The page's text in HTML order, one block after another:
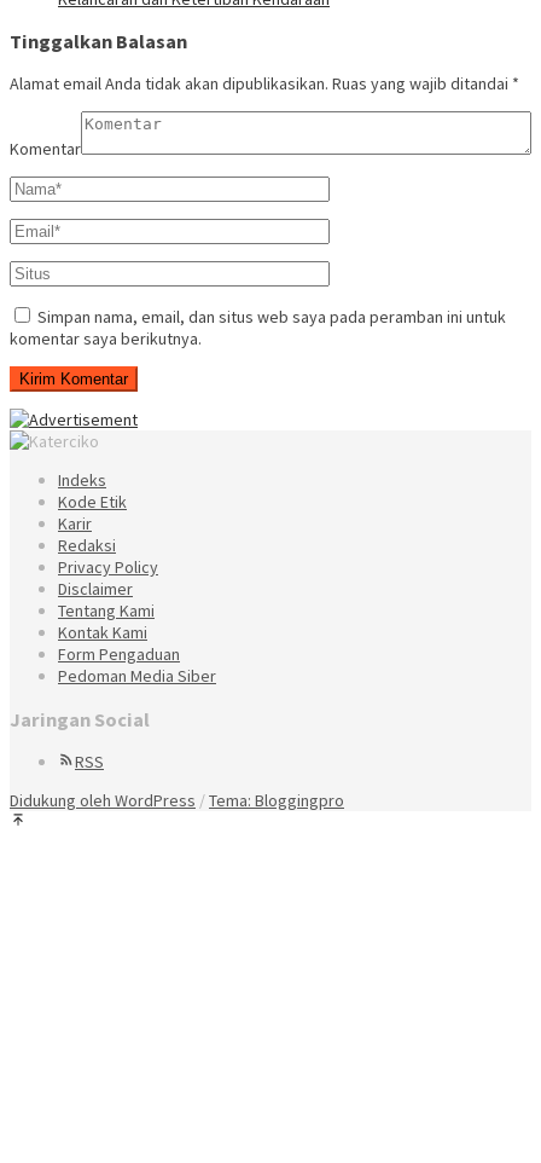
Tinggalkan Balasan
Alamat email Anda tidak akan dipublikasikan. Ruas yang wajib ditandai *
Komentar
Simpan nama, email, dan situs web saya pada peramban ini untuk
komentar saya berikutnya.
Indeks
Kode Etik
Karir
Redaksi
Privacy Policy
Disclaimer
Tentang Kami
Kontak Kami
Form Pengaduan
Pedoman Media Siber
Jaringan Social
RSS
Didukung oleh WordPress /Tema: Bloggingpro